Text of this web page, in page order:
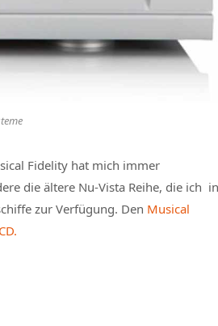
Fidelity hat mich immer
die ältere Nu-Vista Reihe, die ich in
zur Verfügung. Den Musical